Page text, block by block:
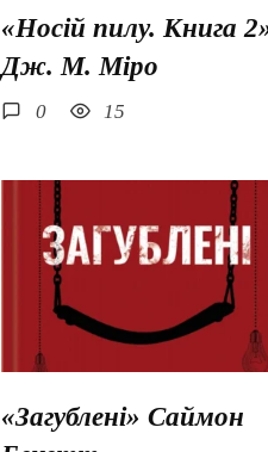
«Носій пилу. Книга
Дж. М. Міро
0 15
«Загублені» Саймон